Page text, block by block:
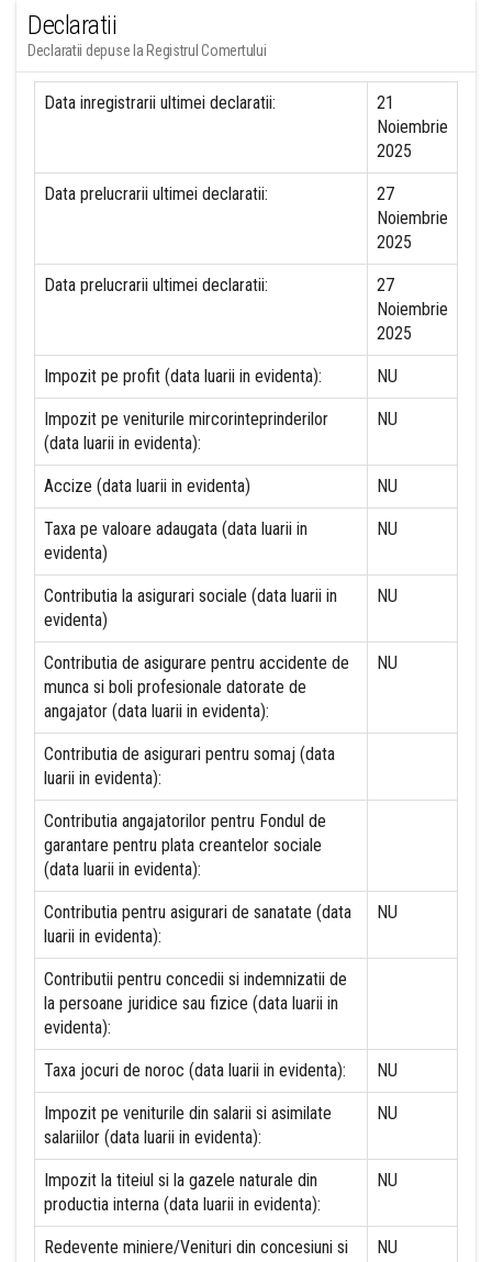
Declaratii
Declaratii depuse la Registrul Comertului
Data inregistrarii ultimei declaratii:
21
Noiembrie
2025
Data prelucrarii ultimei declaratii:
27
Noiembrie
2025
Data prelucrarii ultimei declaratii:
27
Noiembrie
2025
Impozit pe profit (data luarii in evidenta): NU
Impozit pe veniturile mircorinteprinderilor
(data luarii in evidenta):
NU
Accize (data luarii in evidenta) NU
Taxa pe valoare adaugata (data luarii in
evidenta)
NU
Contributia la asigurari sociale (data luarii in
evidenta)
NU
Contributia de asigurare pentru accidente de
munca si boli profesionale datorate de
angajator (data luarii in evidenta):
NU
Contributia de asigurari pentru somaj (data
luarii in evidenta):
Contributia angajatorilor pentru Fondul de
garantare pentru plata creantelor sociale
(data luarii in evidenta):
Contributia pentru asigurari de sanatate (data
luarii in evidenta):
NU
Contributii pentru concedii si indemnizatii de
la persoane juridice sau fizice (data luarii in
evidenta):
Taxa jocuri de noroc (data luarii in evidenta): NU
Impozit pe veniturile din salarii si asimilate
salariilor (data luarii in evidenta):
NU
Impozit la titeiul si la gazele naturale din
productia interna (data luarii in evidenta):
NU
Redevente miniere/Venituri din concesiuni si
NU